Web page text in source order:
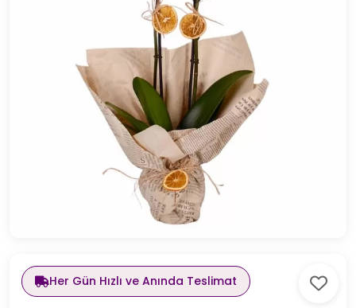
Her Gün Hızlı ve Anında Teslimat